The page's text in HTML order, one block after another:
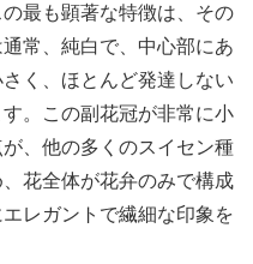
最も顕著な特徴は、その
常、純白で、中心部にあ
く、ほとんど発達しない
。この副花冠が非常に小
、他の多くのスイセン種
花全体が花弁のみで構成
レガントで繊細な印象を